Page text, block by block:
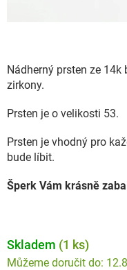
Nádherný prsten ze
zirkony.
Prsten je o velikosti 53.
Prsten je vhodný pro
bude líbit.
Šperk Vám krásně
Skladem (1 ks)